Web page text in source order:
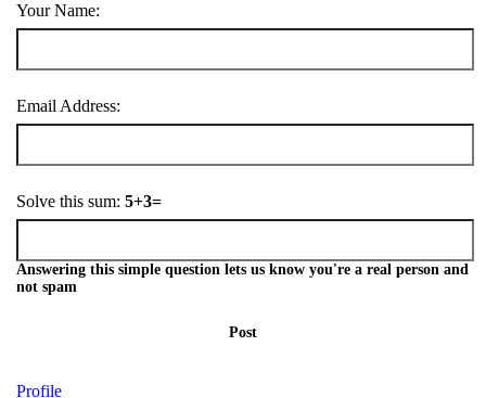
Your Name:
Email Address:
Solve this sum: 5+3=
Answering this simple question lets us know you're a real person and
not spam
Post
Profile